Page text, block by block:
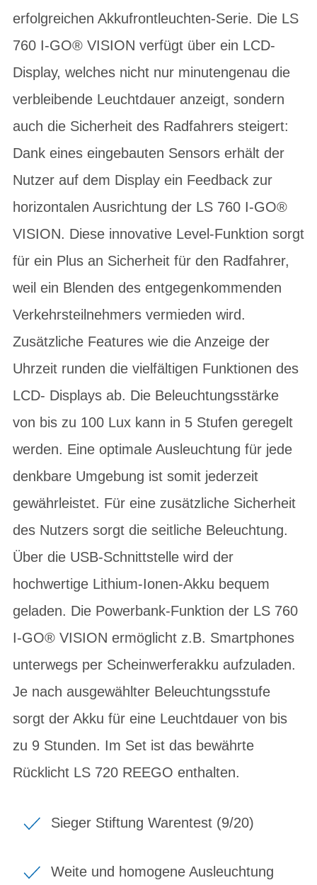
erfolgreichen Akkufrontleuchten-Serie. Die LS
760 I-GO® VISION verfügt über ein LCD-
Display, welches nicht nur minutengenau die
verbleibende Leuchtdauer anzeigt, sondern
auch die Sicherheit des Radfahrers steigert:
Dank eines eingebauten Sensors erhält der
Nutzer auf dem Display ein Feedback zur
horizontalen Ausrichtung der LS 760 I-GO®
VISION. Diese innovative Level-Funktion sorgt
für ein Plus an Sicherheit für den Radfahrer,
weil ein Blenden des entgegenkommenden
Verkehrsteilnehmers vermieden wird.
Zusätzliche Features wie die Anzeige der
Uhrzeit runden die vielfältigen Funktionen des
LCD- Displays ab. Die Beleuchtungsstärke
von bis zu 100 Lux kann in 5 Stufen geregelt
werden. Eine optimale Ausleuchtung für jede
denkbare Umgebung ist somit jederzeit
gewährleistet. Für eine zusätzliche Sicherheit
des Nutzers sorgt die seitliche Beleuchtung.
Über die USB-Schnittstelle wird der
hochwertige Lithium-Ionen-Akku bequem
geladen. Die Powerbank-Funktion der LS 760
I-GO® VISION ermöglicht z.B. Smartphones
unterwegs per Scheinwerferakku aufzuladen.
Je nach ausgewählter Beleuchtungsstufe
sorgt der Akku für eine Leuchtdauer von bis
zu 9 Stunden. Im Set ist das bewährte
Rücklicht LS 720 REEGO enthalten.
Sieger Stiftung Warentest (9/20)
Weite und homogene Ausleuchtung